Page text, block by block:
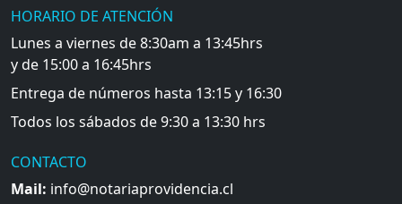
HORARIO DE ATENCIÓN
Lunes a viernes de 8:30am a 13:45hrs
y de 15:00 a 16:45hrs
Entrega de números hasta 13:15 y 16:30
Todos los sábados de 9:30 a 13:30 hrs
CONTACTO
Mail: info@notariaprovidencia.cl